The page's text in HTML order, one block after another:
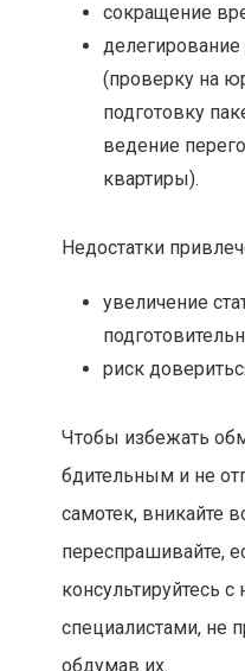
сокращение
(проверку на
подготовку
ведение
квартиры).
Недостатки
увеличение
риск
Чтобы избежать
бдительным и не
самотек, вникайте
переспрашивайте,
консультируйтесь
специалистами, не
обдумав их.